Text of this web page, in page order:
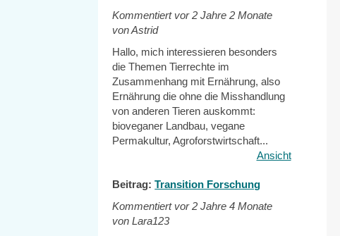
Kommentiert vor2 Jahre 2 Monate
von Astrid
Hallo, mich interessieren besonders
die Themen Tierrechte im
Zusammenhang mit Ernährung, also
Ernährung die ohne die Misshandlung
von anderen Tieren auskommt:
bioveganer Landbau, vegane
Permakultur, Agroforstwirtschaft...
Ansicht
Beitrag:Transition Forschung
Kommentiert vor2 Jahre 4 Monate
von Lara123